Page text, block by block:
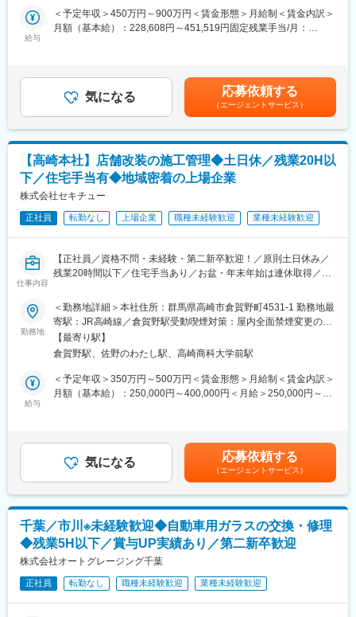
ークライフバランスも両立
まで、安定した通信を届けるために、仲間を募集しています。
■当社について：
当社は2023年2月に設立された楽天グループ100％出資の新会社
で、グループ内外の事業に対し、戦略立案から業務実行、運営、
DX支援までを一手に担う、シェアードサービス＆コンサルティン
グ企業です。
楽天モバイルをはじめとした複数の事業を最前線で支えていま
す。
事業部。「基地局を建てる」だけでなく、未来の通信体験をデザ
インし社会へ貢献することをミッションとしています。
担当し、日本全国の通信インフラ構築を推進いただきます。
■具体的には：
・他キャリア・社内・海外エンジニアとの調整
・課題の早期発見・解決、プロジェクトの品質向上
・ドキュメント精査・プロセス改善
・稼働中基地局の運用・保守サポート
されます。
◇最先端技術に携われる：5G・次世代インフラ構築など、国内で
も希少な大規模プロジェクトを経験可能
の「つながる」を支える重要インフラに貢献
◇キャリアアップ環境：急成長フェーズの楽天モバイルを支える
中核部署で、PMとしてスキル強化が可能
◇柔軟な働き方：年休123日、フレックス制度、実働7.5時間でワ
■採用背景：
■当社について：
当社は2023年2月に設立された楽天グループ100％出資の新会社
で、グループ内外の事業に対し、戦略立案から業務実行、運営、
DX支援までを一手に担う、シェアードサービス＆コンサルティン
グ企業です。
楽天モバイルをはじめとした複数の事業を最前線で支えていま
す。
変更の範囲：会社の定める業務
給与
＜予定年収＞450万円～900万円＜賃金形態＞月給制＜賃金内訳＞
月額（基本給）：228,608円～451,519円固定残業手当/月：
想定年収は目安であり、経験者に関しては現職給与等も考慮の上
で決定します。■昇給…年2回 (1月・7月)■賞与…年2回 (6月・12
月)賃金はあくまでも目安の金額であり、選考を通じて上下する可
能性があります。月給(月額)は固定手当を含めた表記です。
気になる 応募依頼する
（エージェントサービス）
【高崎本社】店舗改装の施工管理◆土日休／残業20H以
下／住宅手当有◆地域密着の上場企業
株式会社セキチュー
正社員 転勤なし 上場企業 職種未経験歓迎 業種未経験歓迎
仕事内容
【正社員／資格不問・未経験・第二新卒歓迎！／原則土日休み／
残業20時間以下／住宅手当あり／お盆・年末年始は連休取得／平
業・東証スタンダード上場／群馬県を中心に生活に密着した店舗
を展開】
群馬を中心に「ホームセンターセキチュー」等の店舗を展開して
いる当社の建設部にて、施工管理担当を新たに募集します。
■業務内容
店舗改装や新店決定時の業者選定やスケジュール管理、現場監督
をトータルで管理・調整いただきます。
を担当していただきます。
■組織構成
■働き方
・夜勤は基本的に無し、残業は月に多くても20時間と働きやすい
環境です
■ポジションの魅力
勤務地
＜勤務地詳細＞本社住所：群馬県高崎市倉賀野町4531-1 勤務地最
寄駅：JR高崎線／倉賀野駅受動喫煙対策：屋内全面禁煙変更の範
囲：会社の定める事業所
【最寄り駅】
倉賀野駅、佐野のわたし駅、高崎商科大学前駅
給与
＜予定年収＞350万円～500万円＜賃金形態＞月給制＜賃金内訳＞
月額（基本給）：250,000円～400,000円＜月給＞250,000円～
金はあくまでも目安の金額であり、選考を通じて上下する可能性
があります。月給(月額)は固定手当を含めた表記です。
気になる 応募依頼する
（エージェントサービス）
千葉／市川※未経験歓迎◆自動車用ガラスの交換・修理
◆残業5H以下／賞与UP実績あり／第二新卒歓迎
株式会社オートグレージング千葉
正社員 転勤なし 職種未経験歓迎 業種未経験歓迎